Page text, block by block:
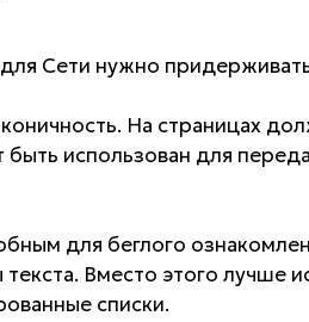
Сети нужно
На страницах
использован для
для беглого
текста. Вместо этого лучше
списки.